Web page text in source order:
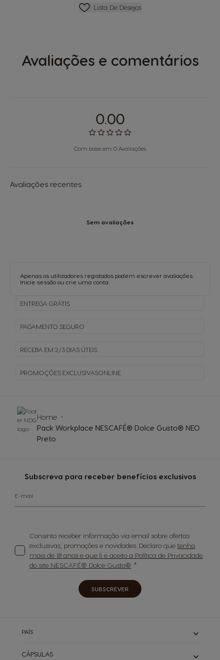
Favoritos
Lista De Desejos
Avaliações e comentários
0.00
Com base em 0 Avaliações
Avaliações recentes
Sem avaliações
Apenas os utilizadores registados podem escrever avaliações.
Inicie sessão ou crie uma conta
ENTREGA GRÁTIS
PAGAMENTO SEGURO
RECEBA EM 2/3 DIAS ÚTEIS
PROMOÇÕES EXCLUSIVASONLINE
Subscreva para receber benefícios exclusivos
E-mail
Consinto receber informação via email sobre ofertas
exclusivas, promoções e novidades. Declaro que tenho
mais de 18 anos e que li e aceito a Política de Privacidade
do site NESCAFÉ® Dolce Gusto®
SUBSCREVER
Home
Pack Workplace NESCAFÉ® Dolce Gusto® NEO
Preto
PAÍS
CÁPSULAS